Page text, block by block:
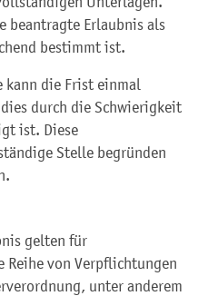
beantragte Erlaubnis als
bestimmt ist.
kann die Frist einmal
durch die Schwierigkeit
ist. Diese
Stelle begründen
gelten für
von Verpflichtungen
unter anderem